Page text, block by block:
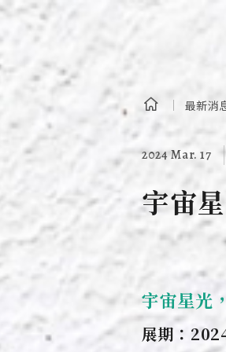
最新消
2024 Mar. 17
宇宙
宇宙星光
展期：